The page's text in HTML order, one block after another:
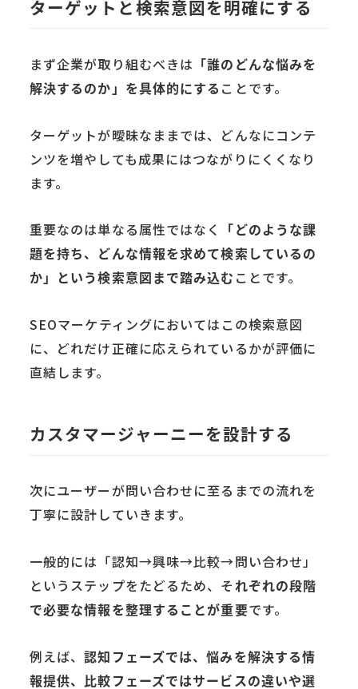
ターゲットと検索意図を明確にする
まず企業が取り組むべきは 「誰のどんな悩みを
解決するのか」を具体的にする ことです。
ターゲットが曖昧なままでは、どんなにコンテ
ンツを増やしても成果にはつながりにくくなり
ます。
重要なのは単なる属性ではなく
「どのような課
題を持ち、どんな情報を求めて検索しているの
か」という検索意図まで踏み込む ことです。
SEOマーケティングにおいてはこの検索意図
に、どれだけ正確に応えられているかが評価に
直結します。
カスタマージャーニーを設計する
次にユーザーが問い合わせに至るまでの流れを
丁寧に設計していきます。
一般的には「認知→興味→比較→問い合わせ」
というステップをたどるため、それぞれの段階
で必要な情報を整理することが重要です。
例えば、認知フェーズでは、悩みを解決する情
報提供、比較フェーズではサービスの違いや選